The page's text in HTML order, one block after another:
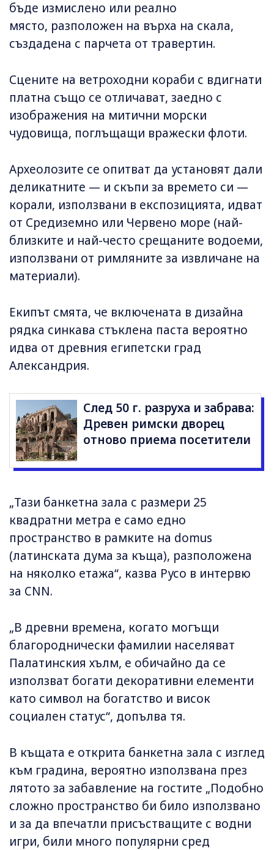
бъде измислено или реално
място, разположен на върха на скала,
създадена с парчета от травертин.
Сцените на ветроходни кораби с вдигнати
платна също се отличават, заедно с
изображения на митични морски
чудовища, поглъщащи вражески флоти.
Археолозите се опитват да установят дали
деликатните — и скъпи за времето си —
корали, използвани в експозицията, идват
от Средиземно или Червено море (най-
близките и най-често срещаните водоеми,
използвани от римляните за извличане на
материали).
Екипът смята, че включената в дизайна
рядка синкава стъклена паста вероятно
идва от древния египетски град
Александрия.
След 50 г. разруха и забрава:
Древен римски дворец
отново приема посетители
„Тази банкетна зала с размери 25
квадратни метра е само едно
пространство в рамките на domus
(латинската дума за къща), разположена
на няколко етажа“, казва Русо в интервю
за CNN.
„В древни времена, когато могъщи
благороднически фамилии населяват
Палатинския хълм, е обичайно да се
използват богати декоративни елементи
като символ на богатство и висок
социален статус“, допълва тя.
В къщата е открита банкетна зала с изглед
към градина, вероятно използвана през
лятото за забавление на гостите „Подобно
сложно пространство би било използвано
и за да впечатли присъстващите с водни
игри, били много популярни сред